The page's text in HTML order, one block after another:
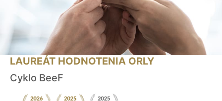
LAUREÁT HODNOTENIA ORLY
Cyklo BeeF